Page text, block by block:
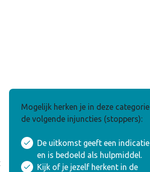
Mogelijk herken je in deze categorie
de volgende injuncties (stoppers):
De uitkomst geeft een indicatie
en is bedoeld als hulpmiddel.
Kijk of je jezelf herkent in de